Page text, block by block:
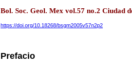
Bol. Soc. Geol. Mex vol.57 no.2 Ciudad
https://doi.org/10.18268/bsgm2005v57n2p2
Prefacio